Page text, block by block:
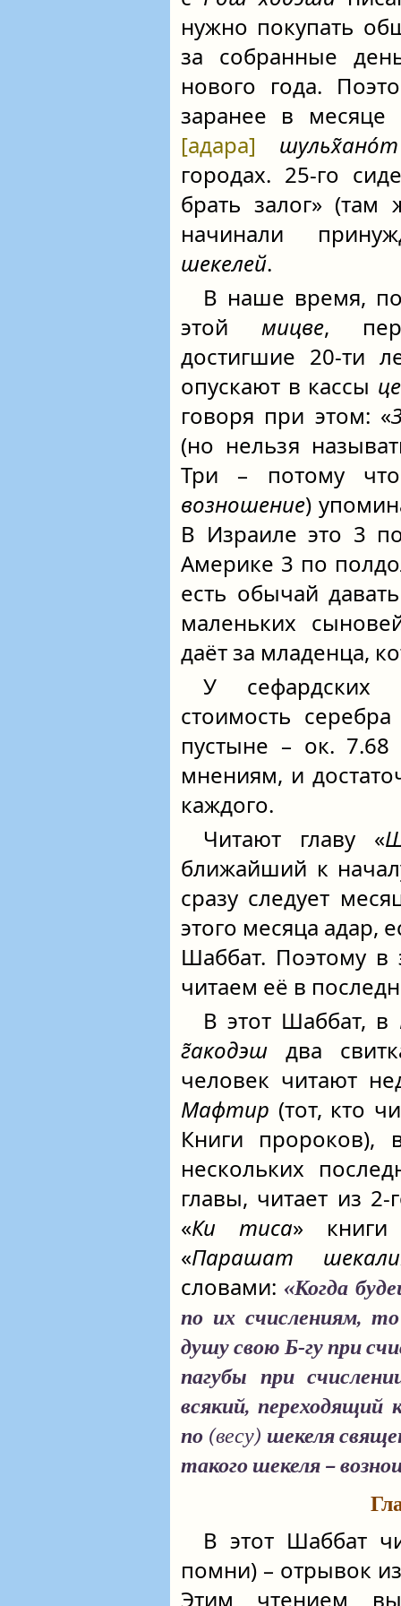
нужно покупать
за собранные
нового года.
заранее в месяце
[адара]
шульх̃ано́т
городах. 25‑го
брать залог»
начинали
шекелей.
В наше время,
этой мицве,
достигшие 20-ти
опускают в кассы
говоря при этом: «
(но нельзя
Три – потому
возношение)
В Израиле это 3
Америке 3 по
есть обычай
маленьких
даёт за младенца,
У сефардских
стоимость
пустыне – ок.
мнениям, и
каждого.
Читают главу «
ближайший к
сразу следует
этого месяца адар,
Шаббат. Поэтому в
читаем её в
В этот Шаббат, в
г̃акодэш два
человек читают
Мафтир (тот, кто
Книги пророков),
нескольких
главы, читает из
«Ки тиса»
«Парашат
словами:«Когда
по их счислениям,
душу свою Б‑гу при
пагубы при
всякий, переходящий
по (весу) шекеля
такого шекеля –
В этот Шаббат
помни) – отрывок
Этим чтением